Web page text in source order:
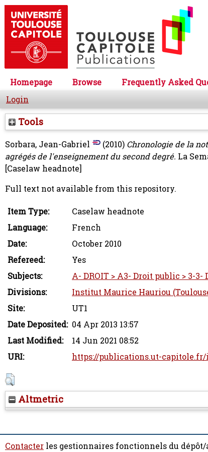
Homepage Browse Frequently Asked
Login
Tools
Sorbara, Jean-Gabriel (2010) Chronologie de la
agrégés de l'enseignement du second degré. La
[Caselaw headnote]
Full text not available from this repository.
Item Type:
Caselaw headnote
Language:
French
Date:
October 2010
Refereed:
Yes
Subjects:
A- DROIT > A3- Droit public > 3-
Divisions:
Institut Maurice Hauriou
Site:
UT1
Date Deposited: 04 Apr 2013 13:57
Last Modified:
14 Jun 2021 08:52
URI:
https://publications.ut-
Altmetric
Contacter les gestionnaires fonctionnels du